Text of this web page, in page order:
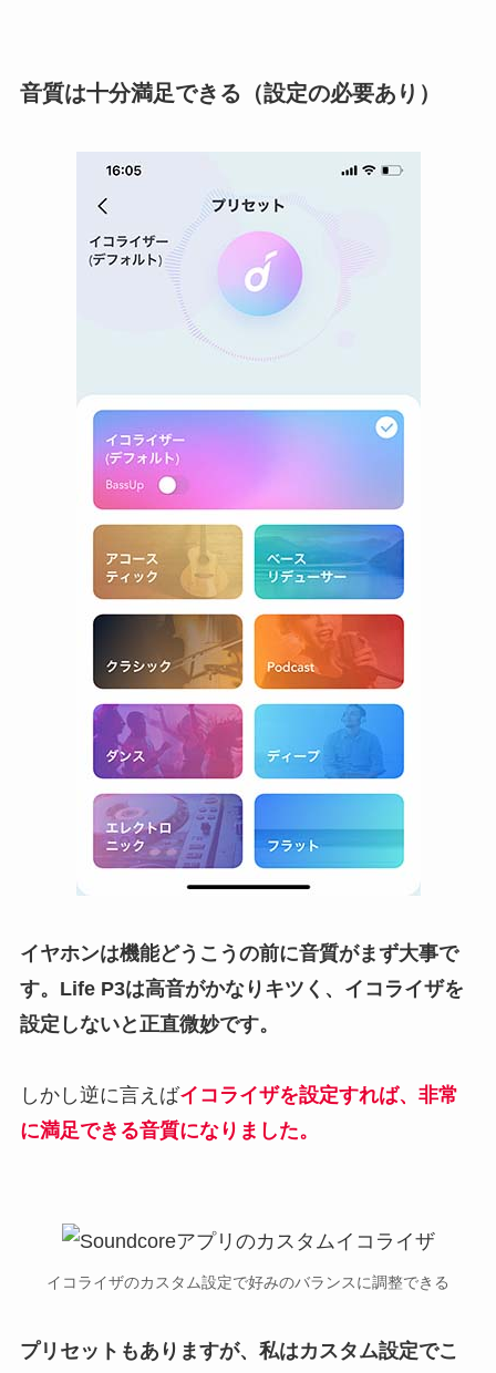
音質は十分満足できる（設定の必要あり）
イヤホンは機能どうこうの前に音質がまず大事で
す。 Life P3は高音がかなりキツく、イコライザを
設定しないと正直微妙です。
しかし逆に言えばイコライザを設定すれば、非常
に満足できる音質になりました。
イコライザのカスタム設定で好みのバランスに調整できる
プリセットもありますが、私はカスタム設定でこ